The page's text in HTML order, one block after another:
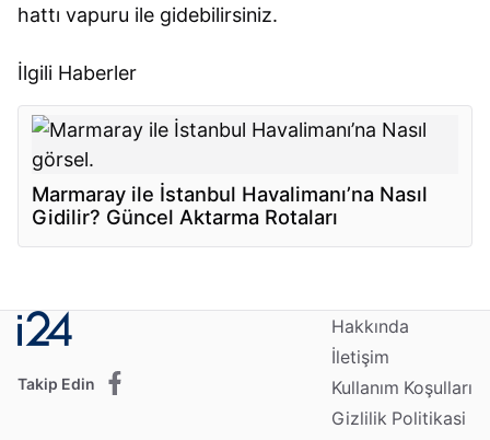
hattı vapuru ile gidebilirsiniz.
İlgili Haberler
Marmaray ile İstanbul Havalimanı’na Nasıl
Gidilir? Güncel Aktarma Rotaları
Takip Edin
Hakkında
İletişim
Kullanım Koşulları
Gizlilik Politikasi